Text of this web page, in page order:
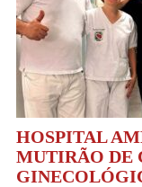
HOSPITAL
MUTIRÃO DE